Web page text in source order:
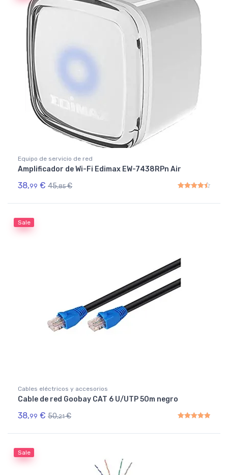
Equipo de servicio de red
Amplificador de Wi-Fi Edimax EW-7438RPn Air
38,99 € 45,85 €
Sale
Cables eléctricos y accesorios
Cable de red Goobay CAT 6 U/UTP 50m negro
38,99 € 50,21 €
Sale